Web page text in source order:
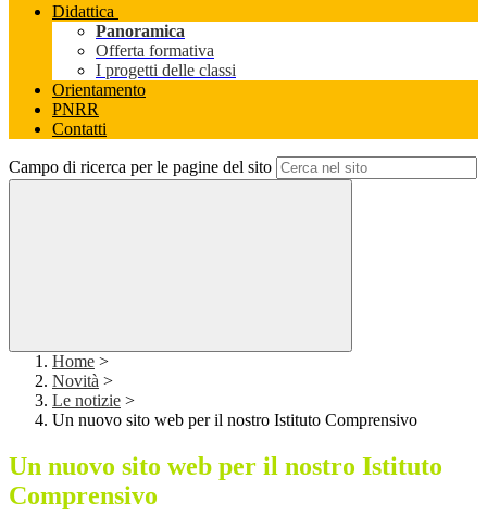
Didattica
Panoramica
Offerta formativa
I progetti delle classi
Orientamento
PNRR
Contatti
Campo di ricerca per le pagine del sito
Home >
Novità >
Le notizie >
Un nuovo sito web per il nostro Istituto Comprensivo
Un nuovo sito web per il nostro Istituto
Comprensivo